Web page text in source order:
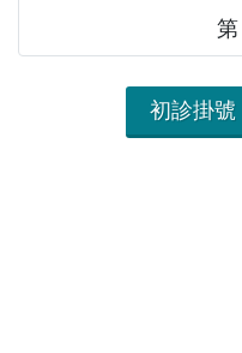
初診掛號